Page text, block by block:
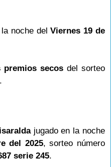
noche delViernes 19 de
secosdel sorteo
.
jugado en la noche
del 2025, sorteo número
serie 245.